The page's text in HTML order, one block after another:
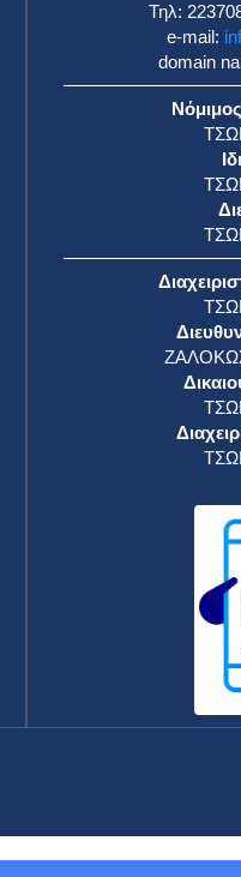
Τηλ:
e-mail:
domain